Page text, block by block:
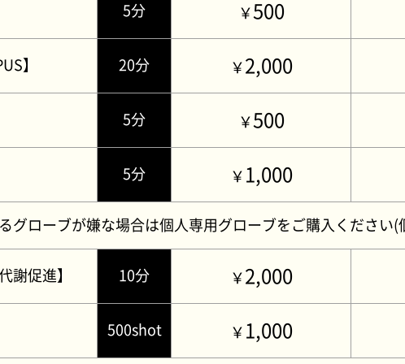
機材は効果効能、安全性など民間の製品とは基準や
科や病院のクオリティーで提供させていただいてお
5分 ￥ 500
】 20分 ￥ 2,000
5分 ￥ 500
5分 ￥ 1,000
グローブが嫌な場合は個人専用グローブをご購入ください(
謝促進】 10分 ￥ 2,000
500shot ￥ 1,000